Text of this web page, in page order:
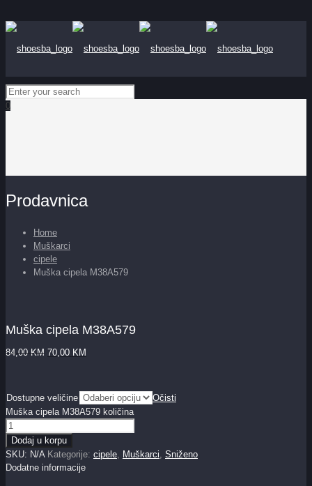
0
Prodavnica
Home
Muškarci
cipele
Muška cipela M38A579
Muška cipela M38A579
84,00 KM 70,00 KM
Dostupne veličine
Očisti
Muška cipela M38A579 količina
Dodaj u korpu
SKU: N/A Kategorije: cipele, Muškarci, Sniženo
Dodatne informacije